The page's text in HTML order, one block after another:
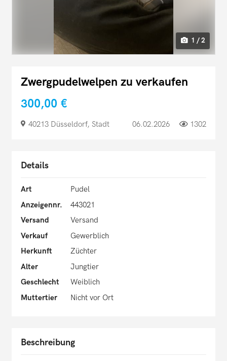
1 / 2
Zwergpudelwelpen zu verkaufen
300,00 €
40213 Düsseldorf, Stadt 06.02.2026 1302
Details
Art
Pudel
Anzeigennr.
443021
Versand
Versand
Verkauf
Gewerblich
Herkunft
Züchter
Alter
Jungtier
Geschlecht
Weiblich
Muttertier
Nicht vor Ort
Beschreibung